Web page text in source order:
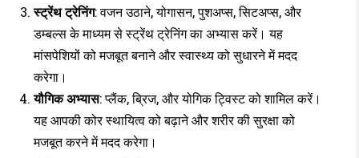
स्ट्रेंथ ट्रेनिंग: वजन उठाने, योगासन, पुशअप्स, सिटअप्स, और
डम्बल्स के माध्यम से स्ट्रेंथ ट्रेनिंग का अभ्यास करें। यह
मांसपेशियों को मजबूत बनाने और स्वास्थ्य को सुधारने में मदद
करेगा।
यौगिक अभ्यास: प्लैंक, ब्रिज, और योगिक ट्विस्ट को शामिल करें।
यह आपकी कोर स्थायित्व को बढ़ाने और शरीर की सुरक्षा को
मजबूत करने में मदद करेगा।